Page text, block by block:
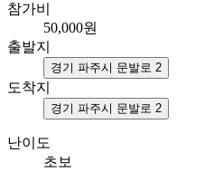
참가비
50,000원
출발지
경기 파주시 문발로 2
도착지
경기 파주시 문발로 2
난이도
초보